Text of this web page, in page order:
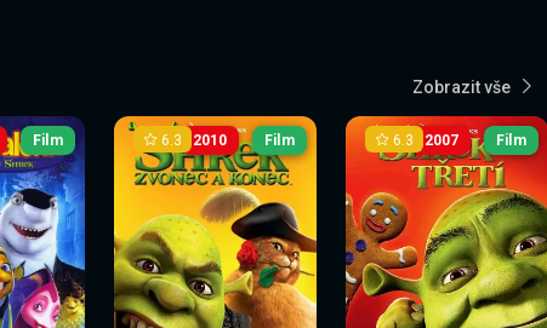
Zobrazit vše
Film 2010
6.3 Film 2007
6.3 Film